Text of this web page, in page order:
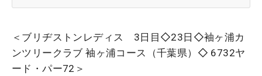
＜ブリヂストンレディス 3日目◇23日◇袖ヶ浦カ
ンツリークラブ 袖ヶ浦コース（千葉県）◇ 6732ヤ
ード・パー72＞